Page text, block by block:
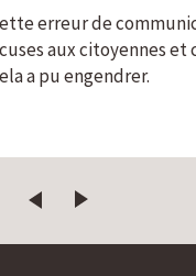
erreur de
aux citoyennes
a pu engendrer.